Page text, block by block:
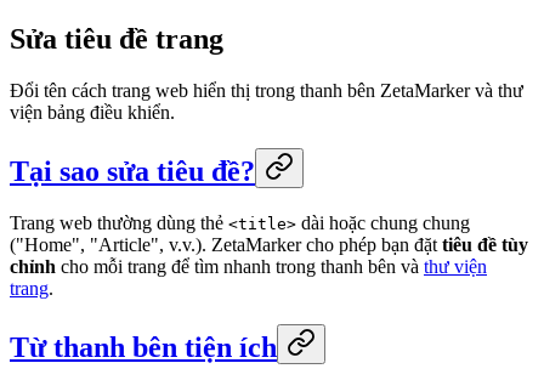
Sửa tiêu đề trang
Đổi tên cách trang web hiển thị trong thanh bên ZetaMarker và thư
viện bảng điều khiển.
Tại sao sửa tiêu đề?
Trang web thường dùng thẻ <title> dài hoặc chung chung
("Home", "Article", v.v.). ZetaMarker cho phép bạn đặt tiêu đề tùy
chỉnh cho mỗi trang để tìm nhanh trong thanh bên và thư viện
trang.
Từ thanh bên tiện ích